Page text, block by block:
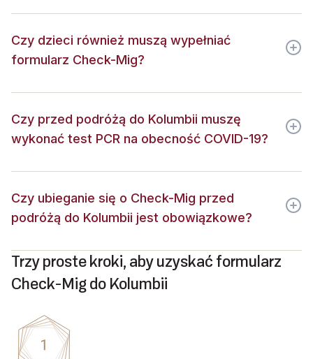
Czy dzieci również muszą wypełniać
formularz Check-Mig?
Czy przed podróżą do Kolumbii muszę
wykonać test PCR na obecność COVID-19?
Czy ubieganie się o Check-Mig przed
podróżą do Kolumbii jest obowiązkowe?
Trzy proste kroki, aby uzyskać formularz
Check-Mig do Kolumbii